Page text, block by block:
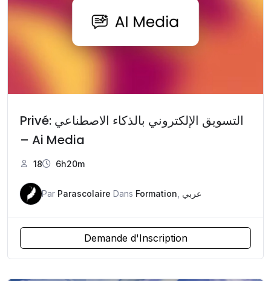
Privé: التسويق الإلكتروني بالذكاء الاصطناعي
– Ai Media
18 6h20m
Par Parascolaire Dans Formation عربي
Demande d'Inscription